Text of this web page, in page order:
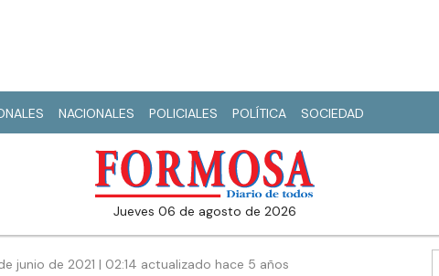
NACIONALES POLICIALES POLÍTICA SOCIEDAD
jueves 06 de agosto de 2026
junio de 2021 | 02:14 actualizado hace 5 años